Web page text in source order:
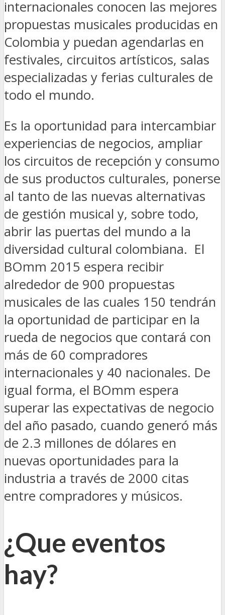
internacionales conocen las mejores
propuestas musicales producidas en
Colombia y puedan agendarlas en
festivales, circuitos artísticos, salas
especializadas y ferias culturales de
todo el mundo.
Es la oportunidad para intercambiar
experiencias de negocios, ampliar
los circuitos de recepción y consumo
de sus productos culturales, ponerse
al tanto de las nuevas alternativas
de gestión musical y, sobre todo,
abrir las puertas del mundo a la
diversidad cultural colombiana. El
BOmm 2015 espera recibir
alrededor de 900 propuestas
musicales de las cuales 150 tendrán
la oportunidad de participar en la
rueda de negocios que contará con
más de 60 compradores
internacionales y 40 nacionales. De
igual forma, el BOmm espera
superar las expectativas de negocio
del año pasado, cuando generó más
de 2.3 millones de dólares en
nuevas oportunidades para la
industria a través de 2000 citas
entre compradores y músicos.
¿Que eventos
hay?